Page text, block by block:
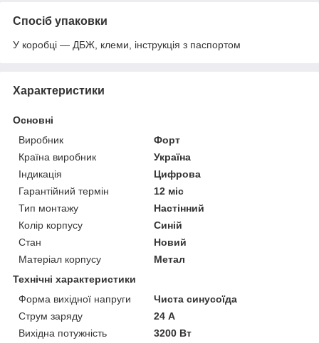
Спосіб упаковки
У коробці — ДБЖ, клеми, інструкція з паспортом
Характеристики
Основні
Виробник
Форт
Країна виробник
Україна
Індикація
Цифрова
Гарантійний термін
12 міс
Тип монтажу
Настінний
Колір корпусу
Синій
Стан
Новий
Матеріал корпусу
Метал
Технічні характеристики
Форма вихідної напруги
Чиста синусоїда
Струм заряду
24 А
Вихідна потужність
3200 Вт